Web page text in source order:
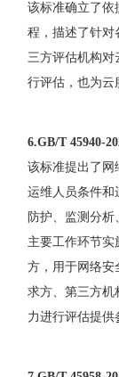
该标准确立了依
程，描述了针对
三方评估机构对
行评估，也为云
6.GB/T 45940-
该标准提出了网
运维人员条件和
防护、监测分
主要工作环节
方，用于网络安
求方、第三方机
力进行评估提供